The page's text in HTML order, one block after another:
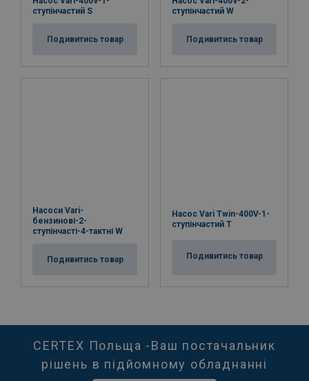
ступінчастий S
Подивитись товар
ступінчастий W
Подивитись товар
Насоси Vari-
бензинові-2-
ступінчасті-4-тактні W
Подивитись товар
Насос Vari Twin-400V-1-
ступінчастий T
Подивитись товар
CERTEX Польща -Ваш постачальник
рішень в підйомному обладнанні